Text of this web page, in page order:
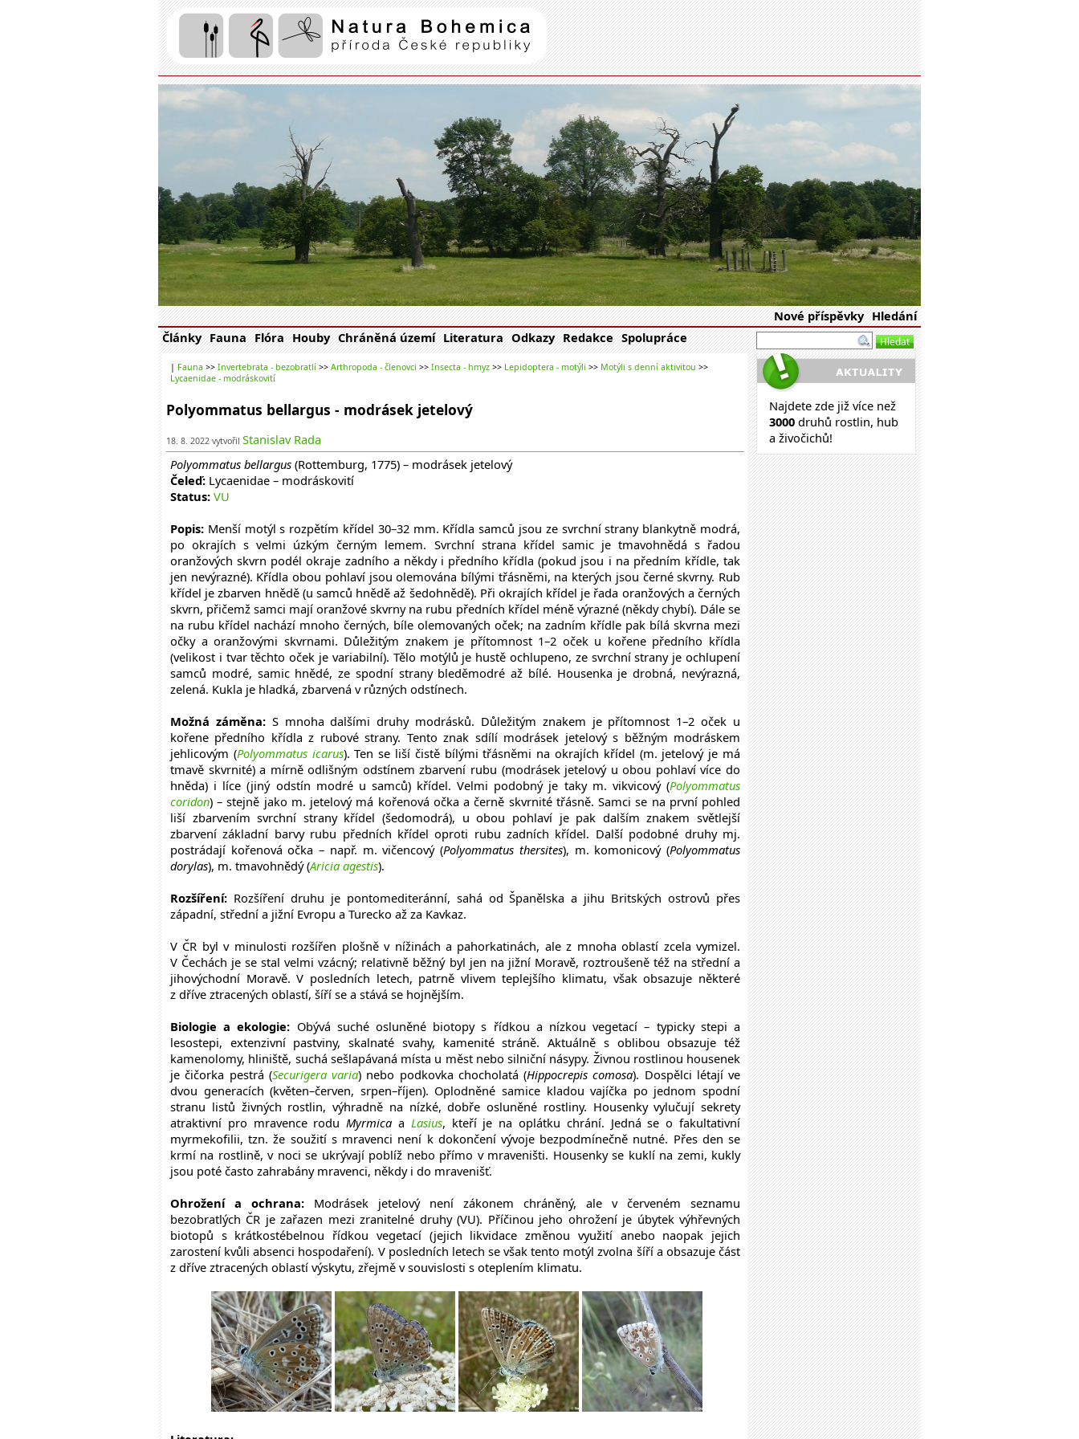
Natura Bohemica| příroda České republiky
Nové příspěvky Hledání
Články Fauna Flóra Houby Chráněná území Literatura Odkazy Redakce Spolupráce
| Fauna >> Invertebrata - bezobratlí >> Arthropoda - členovci >> Insecta - hmyz >> Lepidoptera - motýli >> Motýli s denní aktivitou >>
Lycaenidae - modráskovití
Polyommatus bellargus - modrásek jetelový
18. 8. 2022 vytvořil Stanislav Rada
Polyommatus bellargus (Rottemburg, 1775) – modrásek jetelový
Čeleď: Lycaenidae – modráskovití
Status: VU
Popis: Menší motýl s rozpětím křídel 30–32 mm. Křídla samců jsou ze svrchní strany blankytně modrá,
po okrajích s velmi úzkým černým lemem. Svrchní strana křídel samic je tmavohnědá s řadou
oranžových skvrn podél okraje zadního a někdy i předního křídla (pokud jsou i na předním křídle, tak
jen nevýrazné). Křídla obou pohlaví jsou olemována bílými třásněmi, na kterých jsou černé skvrny. Rub
křídel je zbarven hnědě (u samců hnědě až šedohnědě). Při okrajích křídel je řada oranžových a černých
skvrn, přičemž samci mají oranžové skvrny na rubu předních křídel méně výrazné (někdy chybí). Dále se
na rubu křídel nachází mnoho černých, bíle olemovaných oček; na zadním křídle pak bílá skvrna mezi
očky a oranžovými skvrnami. Důležitým znakem je přítomnost 1–2 oček u kořene předního křídla
(velikost i tvar těchto oček je variabilní). Tělo motýlů je hustě ochlupeno, ze svrchní strany je ochlupení
samců modré, samic hnědé, ze spodní strany bleděmodré až bílé. Housenka je drobná, nevýrazná,
zelená. Kukla je hladká, zbarvená v různých odstínech.
Možná záměna:S mnoha dalšími druhy modrásků. Důležitým znakem je přítomnost 1–2 oček u
kořene předního křídla z rubové strany. Tento znak sdílí modrásek jetelový s běžným modráskem
jehlicovým (Polyommatus icarus). Ten se liší čistě bílými třásněmi na okrajích křídel (m. jetelový je má
tmavě skvrnité) a mírně odlišným odstínem zbarvení rubu (modrásek jetelový u obou pohlaví více do
hněda) i líce (jiný odstín modré u samců) křídel. Velmi podobný je taky m. vikvicový (Polyommatus
coridon) – stejně jako m. jetelový má kořenová očka a černě skvrnité třásně. Samci se na první pohled
liší zbarvením svrchní strany křídel (šedomodrá), u obou pohlaví je pak dalším znakem světlejší
zbarvení základní barvy rubu předních křídel oproti rubu zadních křídel. Další podobné druhy mj.
postrádají kořenová očka – např. m. vičencový (Polyommatus thersites), m. komonicový (Polyommatus
dorylas), m. tmavohnědý (Aricia agestis).
Rozšíření: Rozšíření druhu je pontomediteránní, sahá od Španělska a jihu Britských ostrovů přes
západní, střední a jižní Evropu a Turecko až za Kavkaz.
V ČR byl v minulosti rozšířen plošně v nížinách a pahorkatinách, ale z mnoha oblastí zcela vymizel.
V Čechách je se stal velmi vzácný; relativně běžný byl jen na jižní Moravě, roztroušeně též na střední a
jihovýchodní Moravě. V posledních letech, patrně vlivem teplejšího klimatu, však obsazuje některé
z dříve ztracených oblastí, šíří se a stává se hojnějším.
Biologie a ekologie: Obývá suché osluněné biotopy s řídkou a nízkou vegetací – typicky stepi a
lesostepi, extenzivní pastviny, skalnaté svahy, kamenité stráně. Aktuálně s oblibou obsazuje též
kamenolomy, hliniště, suchá sešlapávaná místa u měst nebo silniční násypy. Živnou rostlinou housenek
je čičorka pestrá (Securigera varia) nebo podkovka chocholatá (Hippocrepis comosa). Dospělci létají ve
dvou generacích (květen–červen, srpen–říjen). Oplodněné samice kladou vajíčka po jednom spodní
stranu listů živných rostlin, výhradně na nízké, dobře osluněné rostliny. Housenky vylučují sekrety
atraktivní pro mravence roduMyrmica a Lasius, kteří je na oplátku chrání. Jedná se o fakultativní
myrmekofilii, tzn. že soužití s mravenci není k dokončení vývoje bezpodmínečně nutné. Přes den se
krmí na rostlině, v noci se ukrývají poblíž nebo přímo v mraveništi. Housenky se kuklí na zemi, kukly
jsou poté často zahrabány mravenci, někdy i do mravenišť.
Ohrožení a ochrana: Modrásek jetelový není zákonem chráněný, ale v červeném seznamu
bezobratlých ČR je zařazen mezi zranitelné druhy (VU). Příčinou jeho ohrožení je úbytek výhřevných
biotopů s krátkostébelnou řídkou vegetací (jejich likvidace změnou využití anebo naopak jejich
zarostení kvůli absenci hospodaření). V posledních letech se však tento motýl zvolna šíří a obsazuje část
z dříve ztracených oblastí výskytu, zřejmě v souvislosti s oteplením klimatu.
Najdete zde již více než
3000 druhů rostlin, hub
a živočichů!